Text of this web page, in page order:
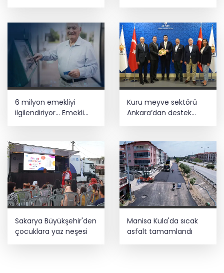
6 milyon emekliyi
ilgilendiriyor... Emekli
aylığı fark ödemeleri 7
Kuru meyve sektörü
Ankara’dan destek
istedi
Sakarya Büyükşehir'den
çocuklara yaz neşesi
Manisa Kula'da sıcak
asfalt tamamlandı